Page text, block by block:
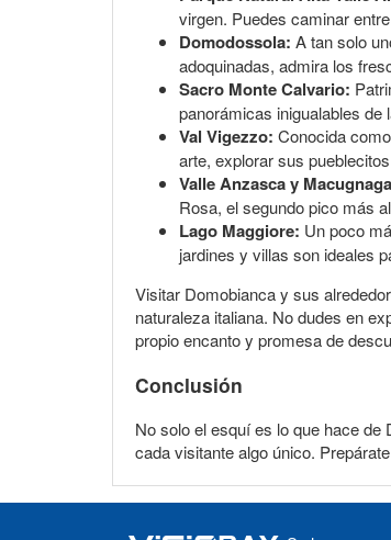
virgen. Puedes caminar
Domodossola: A tan solo
adoquinadas, admira los
Sacro Monte Calvario:
panorámicas inigualables de
Val Vigezzo: Conocida
arte, explorar sus
Valle Anzasca y
Rosa, el segundo pico más
Lago Maggiore: Un poco
jardines y villas son ideales
Visitar Domobianca y sus
naturaleza italiana. No dudes en
propio encanto y promesa de
Conclusión
No solo el esquí es lo que hace
cada visitante algo único.